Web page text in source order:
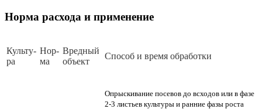
Норма расхода и применение
Куль­ту­
ра
Нор­
ма
Вред­ный
объ­ект
Спо­соб и вре­мя об­ра­бот­ки
Опрыскивание посевов до всходов или в фазе
2-3 листьев культуры и ранние фазы роста